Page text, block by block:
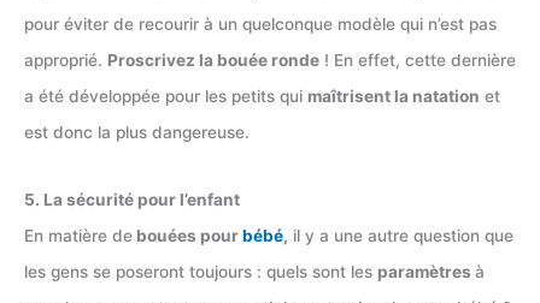
pour éviter de recourir à un quelconque modèle qui n’est pas
approprié. Proscrivez la bouée ronde ! En effet, cette dernière
a été développée pour les petits qui maîtrisent la natation et
est donc la plus dangereuse.
5. La sécurité pour l’enfant
En matière de bouées pourbébé, il y a une autre question que
les gens se poseront toujours : quels sont les paramètres à